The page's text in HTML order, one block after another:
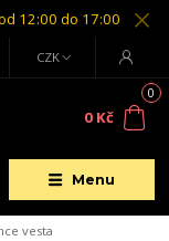
12:00 do 17:00
Menu
CZK
0
0 Kč
vesta